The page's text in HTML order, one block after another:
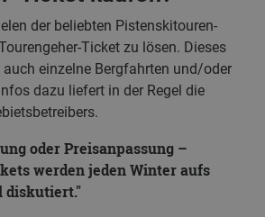
der beliebten Pistenskitouren-
Ticket zu lösen. Dieses
einzelne Bergfahrten und/oder
dazu liefert in der Regel die
oder Preisanpassung –
werden jeden Winter aufs
diskutiert.